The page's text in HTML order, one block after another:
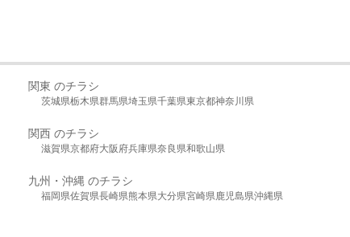
関東 のチラシ
茨城県栃木県群馬県埼玉県千葉県東京都神奈川県
関西 のチラシ
滋賀県京都府大阪府兵庫県奈良県和歌山県
九州・沖縄 のチラシ
福岡県佐賀県長崎県熊本県大分県宮崎県 鹿児島県沖縄県